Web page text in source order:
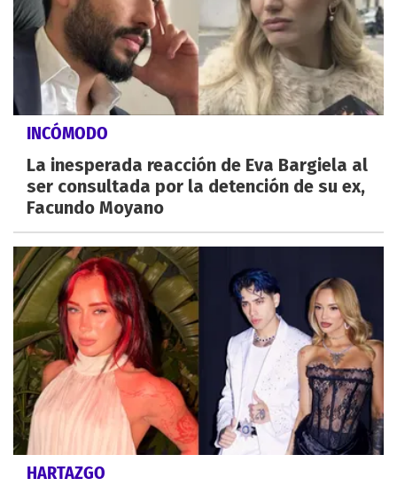
INCÓMODO
La inesperada reacción de Eva Bargiela al
ser consultada por la detención de su ex,
Facundo Moyano
HARTAZGO